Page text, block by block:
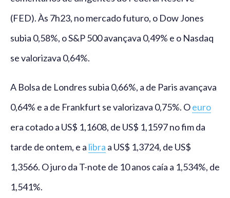
(FED). Às 7h23, no mercado futuro, o Dow Jones
subia 0,58%, o S&P 500 avançava 0,49% e o Nasdaq
se valorizava 0,64%.
A Bolsa de Londres subia 0,66%, a de Paris avançava
0,64% e a de Frankfurt se valorizava 0,75%. Oeuro
era cotado a US$ 1,1608, de US$ 1,1597 no fim da
tarde de ontem, e a libra a US$ 1,3724, de US$
1,3566. O juro da T-note de 10 anos caía a 1,534%, de
1,541%.